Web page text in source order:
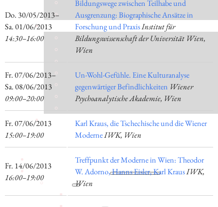
Aktuelles
Forschung
Statuten
​Do. 30/05/2013–​
Sa. 01/06/2013
14:30–16:00
Bildungswege zwischen Teilhabe und
Ausgrenzung: Biographische Ansätze in
Forschung und PraxisInstitut für
Bildungswissenschaft der Universität Wien,
Wien
​Fr. 07/06/2013–​
Sa. 08/06/2013
09:00–20:00
Un-Wohl-Gefühle. Eine Kulturanalyse
gegenwärtiger Befindlichkeiten Wiener
Psychoanalytische Akademie, Wien
​Fr. 07/06/2013
15:00–19:00
Karl Kraus, die Tschechische und die Wiener
ModerneIWK, Wien
​Fr. 14/06/2013
16:00–19:00
Treffpunkt der Moderne in Wien: Theodor
W. Adorno, Hanns Eisler, Karl KrausIWK,
Wien